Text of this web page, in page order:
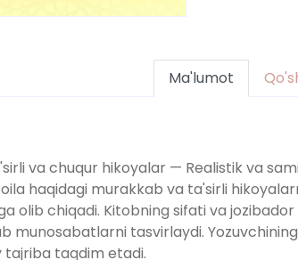
Ma'lumot
va chuqur hikoyalar — Realistik va
haqidagi murakkab va ta'sirli
olib chiqadi. Kitobning sifati va
munosabatlarni tasvirlaydi.
taqdim etadi.